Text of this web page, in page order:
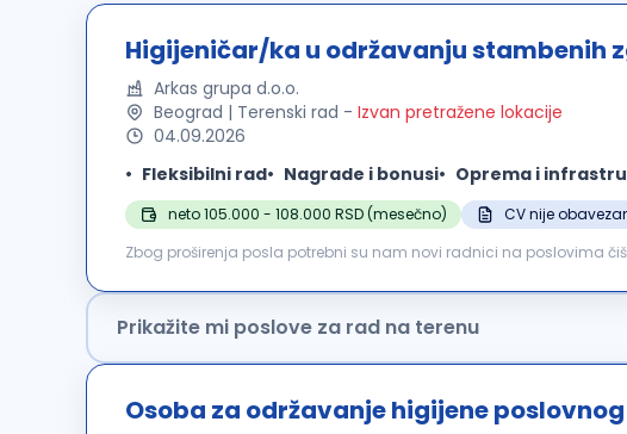
Higijeničar/ka u održavanju stambenih
Arkas grupa d.o.o.
Beograd | Terenski rad - Izvan pretražene lokacije
04.09.2026
Fleksibilni rad
Nagrade i bonusi Oprema i
neto 105.000 - 108.000 RSD (mesečno) CV nije
Zbog proširenja posla potrebni su nam novi radnici na poslovima
Prikažite mi poslove za rad na terenu
Osoba za održavanje higijene